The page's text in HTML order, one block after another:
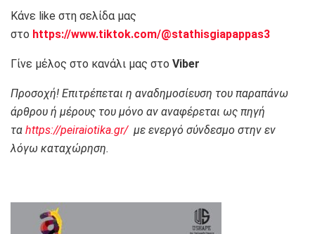
Κάνε like στη σελίδα μας
στο https://www.tiktok.com/@stathisgiapappas3
Γίνε μέλος στο κανάλι μας στο Viber
Προσοχή! Επιτρέπεται η αναδημοσίευση του παραπάνω
άρθρου ή μέρους του μόνο αν αναφέρεται ως πηγή
τα https://peiraiotika.gr/με ενεργό σύνδεσμο στην εν
λόγω καταχώρηση.